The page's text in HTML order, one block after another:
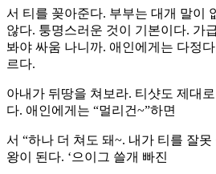
서 티를 꽂아준다. 부부는 대개 말이
않다. 퉁명스러운 것이 기본이다. 가
봐야 싸움 나니까. 애인에게는 다정
르다.
아내가 뒤땅을 쳐보라. 티샷도 제대
다. 애인에게는 “멀리건~”하면
서 “하나 더 쳐도 돼~. 내가 티를 잘못
왕이 된다. ‘으이그 쓸개 빠진